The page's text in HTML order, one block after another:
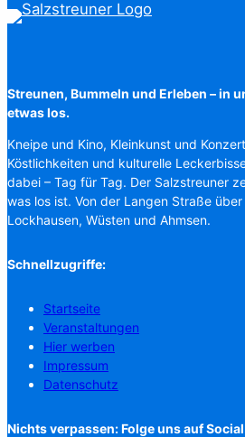
Streunen, Bummeln und Erleben – in
etwas los.
Kneipe und Kino, Kleinkunst und
Köstlichkeiten und kulturelle
dabei – Tag für Tag. Der Salzstreuner
was los ist. Von der Langen Straße
Lockhausen, Wüsten und Ahmsen.
Schnellzugriffe:
Startseite
Veranstaltungen
Hier werben
Impressum
Datenschutz
Nichts verpassen: Folge uns auf